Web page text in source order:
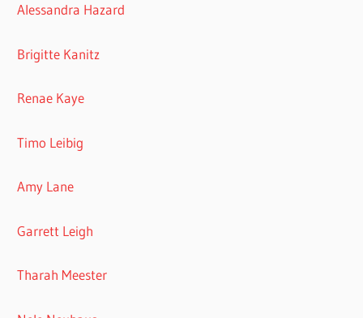
Alessandra Hazard
Brigitte Kanitz
Renae Kaye
Timo Leibig
Amy Lane
Garrett Leigh
Tharah Meester